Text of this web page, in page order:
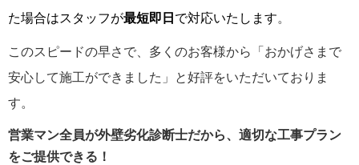
た場合はスタッフが最短即日 で対応いたします。
このスピードの早さで、多くのお客様から「おかげさまで
安心して施工ができました」と好評をいただいておりま
す。
営業マン全員が外壁劣化診断士だから、適切な工事プラン
をご提供できる！